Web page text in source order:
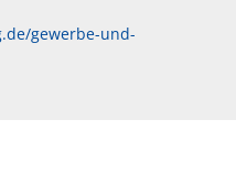
gewerbe-und-